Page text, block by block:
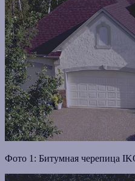
Фото 1: Битумная черепица